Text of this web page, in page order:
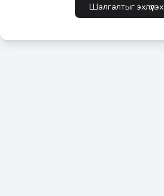
Шалгалтыг эхлүүлэх